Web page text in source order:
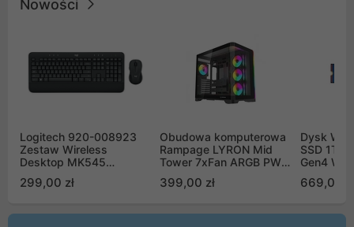
Nowości
Logitech 920-008923
Zestaw Wireless
Desktop MK545
299,00 zł
Obudowa komputerowa
Rampage LYRON Mid
Tower 7xFan ARGB PWM
399,00 zł
Dysk WD
SSD 1TB
Gen4
669,00